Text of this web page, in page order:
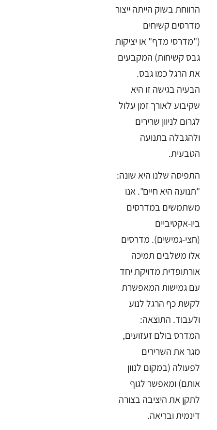
הרווחת בשוק הייתה ייצור
מדרסים קשיחים
("מדרסי מדף" או יציקות
גבס קשיחות) המקבעים
את הרגל כמו גבס.
הבעיה בגישה זו היא
שקיבוע לאורך זמן עלול
לגרום לניוון שרירים
ולהגבלה בתנועה
הטבעית.
התפיסה שלנו היא שונה:
"תנועה היא חיים". אנו
משתמשים במדרסים
ביו-אקטיביים
(חצי-גמישים). מדרסים
אלו משלבים תמיכה
אורתופדית מדויקת יחד
עם גמישות המאפשרת
לקשת כף הרגל לנוע
ולעבוד. התוצאה:
המדרס בולם זעזועים,
מגר את השרירים
לפעולה (במקום לנוון
אותם) ומאפשר לגוף
לתקן את היציבה בצורה
דינמית ובריאה.